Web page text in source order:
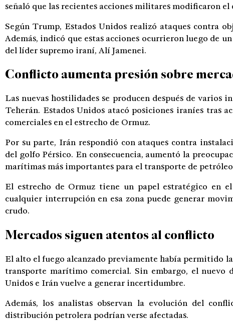
señaló que las recientes acciones militares modificaron el
Según Trump, Estados Unidos realizó ataques contra
Además, indicó que estas acciones ocurrieron luego de
del líder supremo iraní, Alí Jamenei.
Conflicto aumenta presión sobre
Las nuevas hostilidades se producen después de
Teherán. Estados Unidos atacó posiciones iraníes tras
comerciales en el estrecho de Ormuz.
Por su parte, Irán respondió con ataques contra
del golfo Pérsico. En consecuencia, aumentó la
marítimas más importantes para el transporte de
El estrecho de Ormuz tiene un papel estratégico en
cualquier interrupción en esa zona puede generar
crudo.
Mercados siguen atentos al conflicto
El alto el fuego alcanzado previamente había permitido
transporte marítimo comercial. Sin embargo, el nuevo
Unidos e Irán vuelve a generar incertidumbre.
Además, los analistas observan la evolución del
distribución petrolera podrían verse afectadas.